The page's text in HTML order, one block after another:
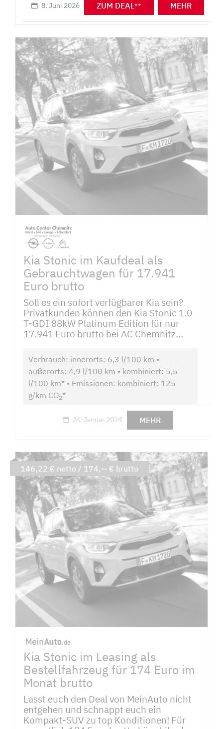
8. Juni 2026 ZUM DEAL** MEHR
Kia Stonic im Kaufdeal als
Gebrauchtwagen für 17.941
Euro brutto
Soll es ein sofort verfügbarer Kia sein?
Privatkunden können den Kia Stonic 1.0
T-GDI 88kW Platinum Edition für nur
17.941 Euro brutto bei AC Chemnitz...
Verbrauch: innerorts: 6,3 l/100 km •
außerorts: 4,9 l/100 km • kombiniert: 5,5
l/100 km* • Emissionen: kombiniert: 125
g/km CO2*
24. Januar 2024 MEHR
Kia Stonic im Leasing als
Bestellfahrzeug für 174 Euro im
Monat brutto
Lasst euch den Deal von MeinAuto nicht
entgehen und schnappt euch ein
Kompakt-SUV zu top Konditionen! Für
146,22 € netto / 174,-- € brutto